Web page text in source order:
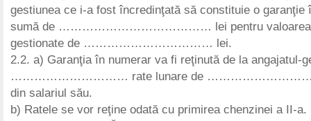
gestiunea ce i-a fost încredinţată să constituie o garanţie
sumă de ………………………………… lei pentru valoarea
gestionate de …………………………… lei.
2.2. a) Garanţia în numerar va fi reţinută de la angajatul-
………………………… rate lunare de …………………………
din salariul său.
b) Ratele se vor reţine odată cu primirea chenzinei a II-a.